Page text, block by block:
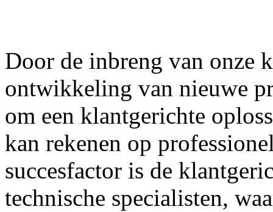
Door de inbreng van onze
ontwikkeling van nieuwe
om een klantgerichte
kan rekenen op
succesfactor is de
technische specialisten,